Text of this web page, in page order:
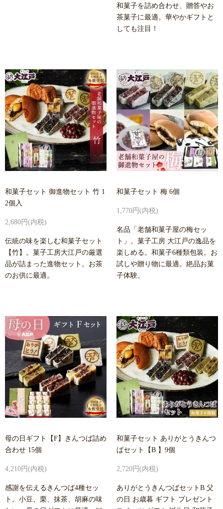
和菓子を詰め合わせ、贈答やお
茶菓子に最適。華やかギフトと
しても注目！
和菓子セット 御進物セット 竹 1
2個入
2,680円(内税)
伝統の味を楽しむ和菓子セット
【竹】。菓子工房大江戸の厳選
品が詰まった進物セット。お茶
のお供に最適。
和菓子セット 梅 6個
1,770円(内税)
名品「老舗和菓子屋の梅セッ
ト」。菓子工房 大江戸の逸品を
楽しめる。和菓子6種類包装。お
試しや贈り物に最適。絶品お菓
子体験。
母の日ギフト【F】きんつば詰め
合わせ 15個
4,210円(内税)
感謝を伝えるきんつば4種セッ
ト。小豆、栗、抹茶、胡麻の味
和菓子セット ありがとうきんつ
ばセット【B 】9個
2,720円(内税)
ありがとうきんつばセットB 父
の日 お歳暮 ギフト プレゼント